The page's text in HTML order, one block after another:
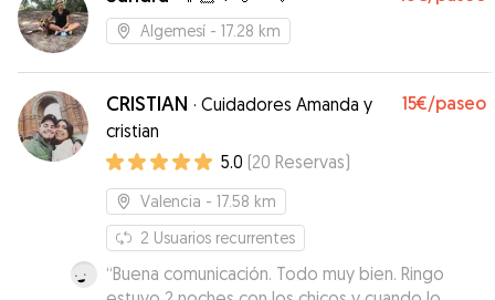
Algemesí - 17.28 km
CRISTIAN · Cuidadores Amanda y
cristian
15€/paseo
5.0 (20 Reservas)
Valencia - 17.58 km
2 Usuarios recurrentes
“Buena comunicación. Todo muy bien. Ringo